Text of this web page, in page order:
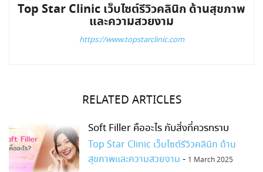
Top Star Clinic เว็บไซต์รีวิวคลินิก ด้านสุขภาพ
และความสวยงาม
https://www.topstarclinic.com
RELATED ARTICLES
Soft Filler คืออะไร กับสิ่งที่ควรทราบ
Top Star Clinic เว็บไซต์รีวิวคลินิก ด้าน
สุขภาพและความสวยงาม - 1 March 2025